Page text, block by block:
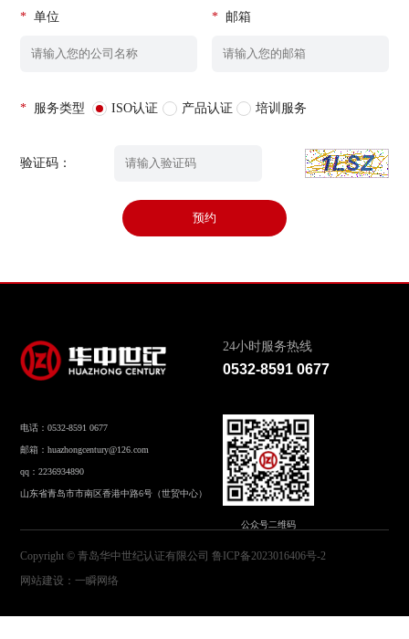
* 单位 * 邮箱
* 服务类型 ISO认证 产品认证 培训服务
验证码：
预约
24小时服务热线
0532-8591 0677
电话：0532-8591 0677
邮箱：huazhongcentury@126.com
qq：2236934890
山东省青岛市市南区香港中路6号（世贸中心）
公众号二维码
Copyright © 青岛华中世纪认证有限公司鲁ICP备2023016406号-2
网站建设 ：一瞬网络